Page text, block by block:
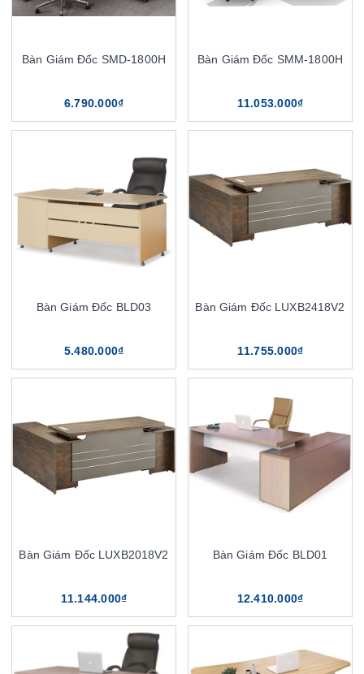
Bàn Giám Đốc SMD-1800H
6.790.000₫
Bàn Giám Đốc SMM-1800H
11.053.000₫
Bàn Giám Đốc BLD03
5.480.000₫
Bàn Giám Đốc LUXB2418V2
11.755.000₫
Bàn Giám Đốc LUXB2018V2
11.144.000₫
Bàn Giám Đốc BLD01
12.410.000₫